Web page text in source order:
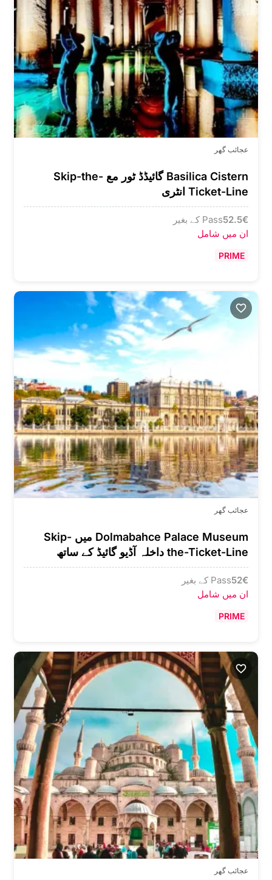
عجائب گھر
Basilica Cistern گائیڈڈ ٹور مع Skip-the-
Ticket-Line انٹری
€
52.5Pass کے بغیر
ان میں شامل
PRIME
عجائب گھر
Dolmabahce Palace Museum میں Skip-
the-Ticket-Line داخلہ آڈیو گائیڈ کے ساتھ
€
52Pass کے بغیر
ان میں شامل
PRIME
عجائب گھر